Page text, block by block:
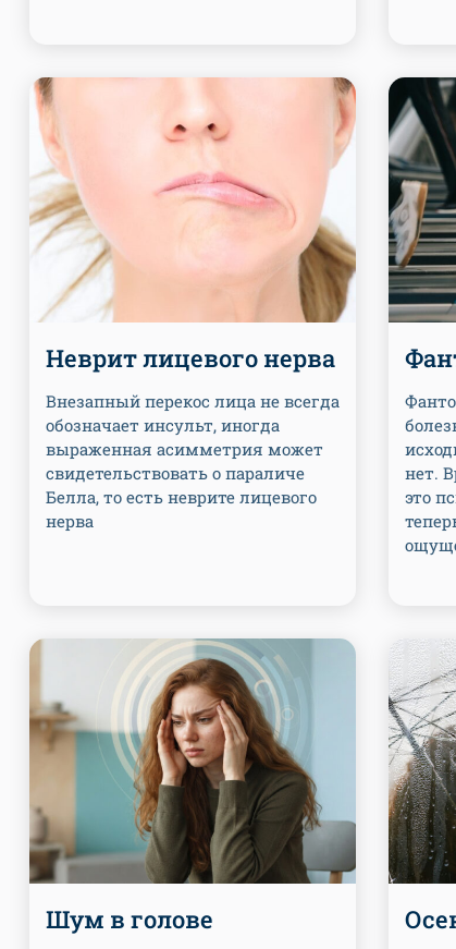
Неврит лицевого нерва
Внезапный перекос лица не всегда
обозначает инсульт, иногда
выраженная асимметрия может
свидетельствовать о параличе
Белла, то есть неврите лицевого
нерва
нет.
это
Шум в голове